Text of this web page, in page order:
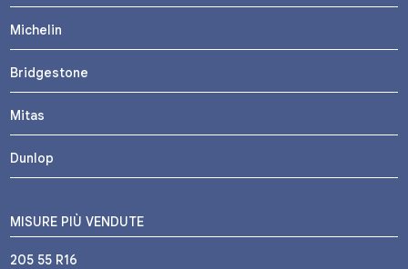
Michelin
Bridgestone
Mitas
Dunlop
MISURE PIÙ VENDUTE
205 55 R16